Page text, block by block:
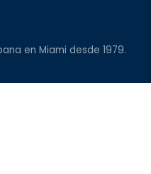
en Miami desde 1979.